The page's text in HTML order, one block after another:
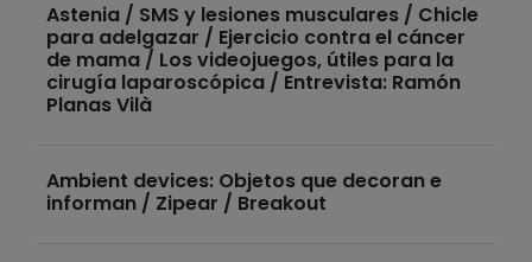
Astenia / SMS y lesiones musculares / Chicle
para adelgazar / Ejercicio contra el cáncer
de mama / Los videojuegos, útiles para la
cirugía laparoscópica / Entrevista: Ramón
Planas Vilà
Ambient devices: Objetos que decoran e
informan / Zipear / Breakout